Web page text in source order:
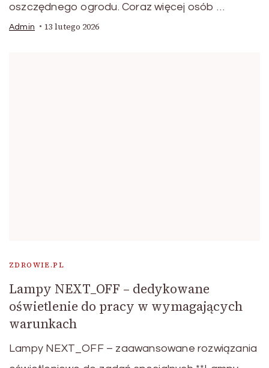
oszczędnego ogrodu. Coraz więcej osób …
Admin 13 lutego 2026
ZDROWIE.PL
Lampy NEXT_OFF – dedykowane
oświetlenie do pracy w wymagających
warunkach
Lampy NEXT_OFF – zaawansowane rozwiązania